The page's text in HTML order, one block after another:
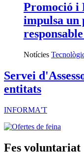
Promoció i
impulsa un
Notícies
Servei
entitats
INFORMA'T
Fes voluntariat